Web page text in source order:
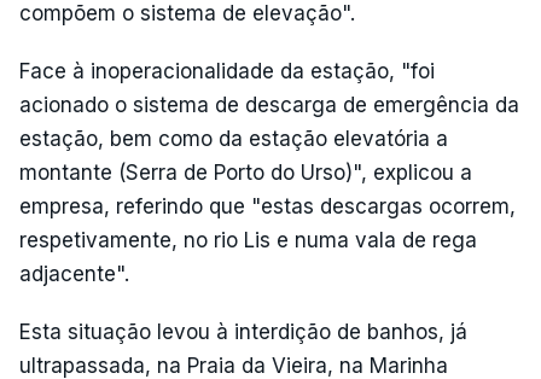
compõem o sistema de elevação".
Face à inoperacionalidade da estação, "foi
acionado o sistema de descarga de emergência da
estação, bem como da estação elevatória a
montante (Serra de Porto do Urso)", explicou a
empresa, referindo que "estas descargas ocorrem,
respetivamente, no rio Lis e numa vala de rega
adjacente".
Esta situação levou à interdição de banhos, já
ultrapassada, na Praia da Vieira, na Marinha